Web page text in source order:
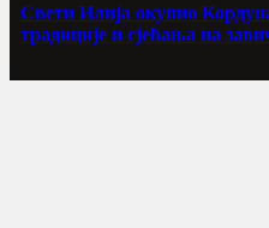
Свети Илија окупио
традиције и сјећања на